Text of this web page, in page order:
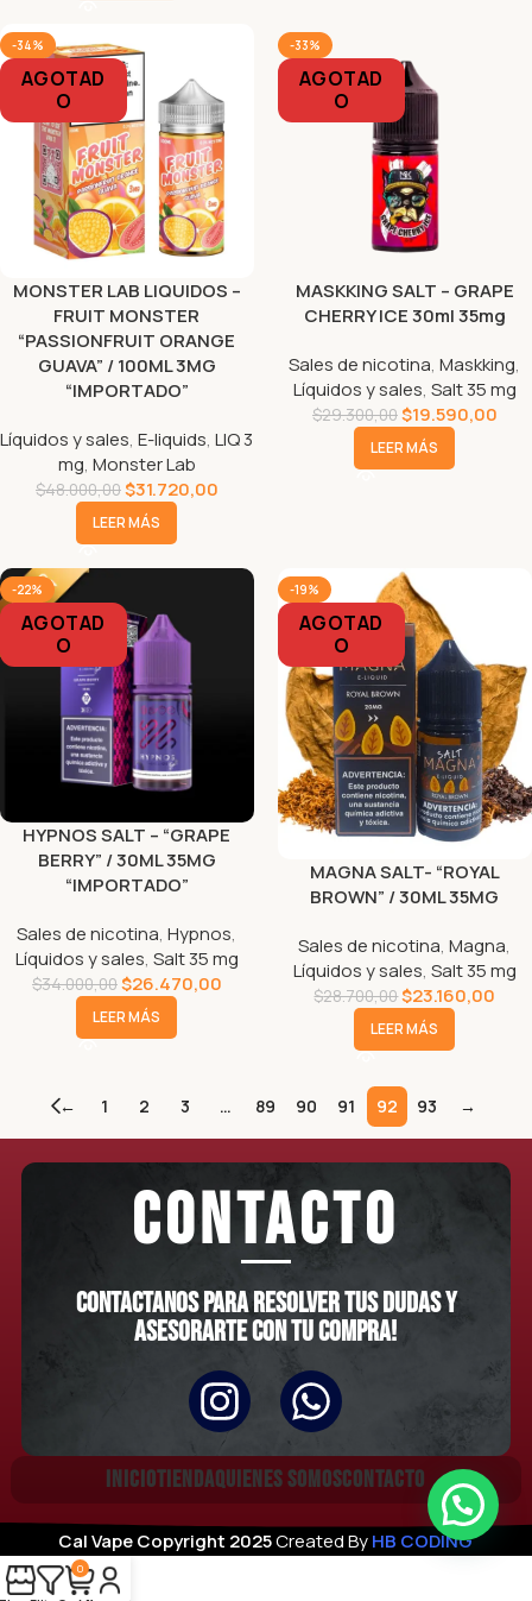
-34%
AGOTAD
O
MONSTER LAB LIQUIDOS –
FRUIT MONSTER
“PASSIONFRUIT ORANGE
GUAVA” / 100ML 3MG
“IMPORTADO”
Líquidos y sales,E-liquids,LIQ 3
mg, Monster Lab
$48.000,00$31.720,00
LEER MÁS
-33%
AGOTAD
O
MASKKING SALT – GRAPE
CHERRY ICE 30ml 35mg
Sales de nicotina,Maskking,
Líquidos y sales, Salt 35 mg
$29.300,00$19.590,00
LEER MÁS
-22%
AGOTAD
O
HYPNOS SALT – “GRAPE
BERRY” / 30ML 35MG
“IMPORTADO”
Sales de nicotina,Hypnos,
Líquidos y sales, Salt 35 mg
$34.000,00$26.470,00
LEER MÁS
-19%
AGOTAD
O
MAGNA SALT- “ROYAL
BROWN” / 30ML 35MG
Sales de nicotina,Magna,
Líquidos y sales, Salt 35 mg
$28.700,00$23.160,00
LEER MÁS
← 1 2 3 … 89 90 91 92 93 →
CONTACTO
Contactanos para resolver tus dudas y
asesorarte con tu compra!
INICIOTIENDAQUIENES SOMOSCONTACTO
Cal VapeCopyright 2025Created ByHB CODING
0